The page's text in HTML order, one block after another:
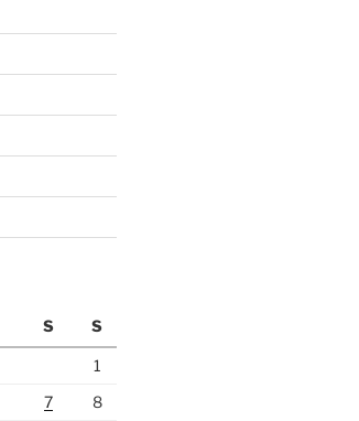
S S
1
7
8